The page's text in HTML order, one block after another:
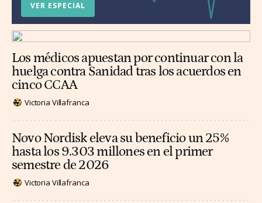
VER ESPECIAL
Los médicos apuestan por continuar con la
huelga contra Sanidad tras los acuerdos en
cinco CCAA
Victoria Villafranca
Novo Nordisk eleva su beneficio un 25%
hasta los 9.303 millones en el primer
semestre de 2026
Victoria Villafranca